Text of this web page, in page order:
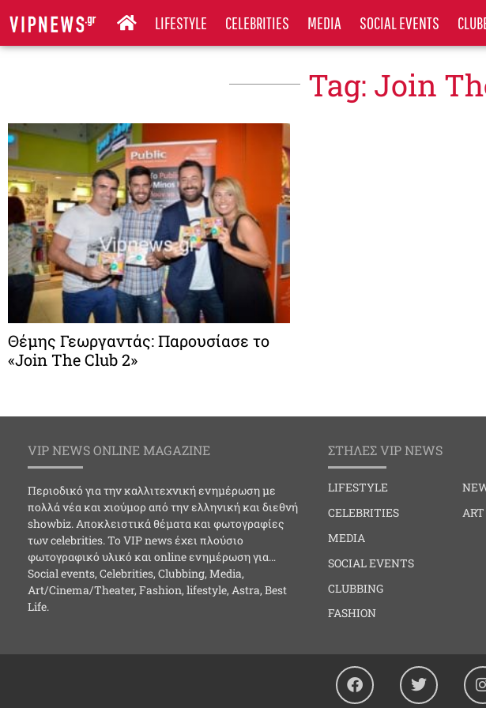
LIFESTYLE CELEBRITIES MEDIA SOCIAL EVENTS
Tag: Join
Θέμης Γεωργαντάς: Παρουσίασε το
«Join The Club 2»
VIP NEWS ONLINE MAGAZINE
Περιοδικό για την καλλιτεχνική ενημέρωση με
πολλά νέα και χιούμορ από την ελληνική και διεθνή
showbiz. Αποκλειστικά θέματα και φωτογραφίες
των celebrities. Το VIP news έχει πλούσιο
φωτογραφικό υλικό και online ενημέρωση για…
Social events, Celebrities, Clubbing, Media,
Art/Cinema/Theater, Fashion, lifestyle, Astra, Best
Life.
ΣΤΗΛΕΣ VIP NEWS
LIFESTYLE
CELEBRITIES
MEDIA
SOCIAL EVENTS
CLUBBING
FASHION
ART